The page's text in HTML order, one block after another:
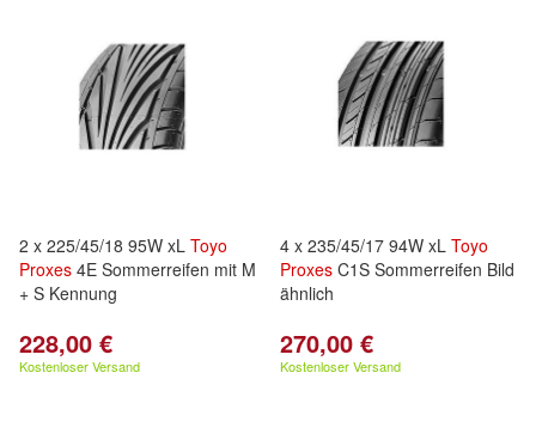
2 x 225/45/18 95W xL Toyo
Proxes 4E Sommerreifen mit M
+ S Kennung
228,00 €
Kostenloser Versand
4 x 235/45/17 94W xL Toyo
Proxes C1S Sommerreifen Bild
ähnlich
270,00 €
Kostenloser Versand